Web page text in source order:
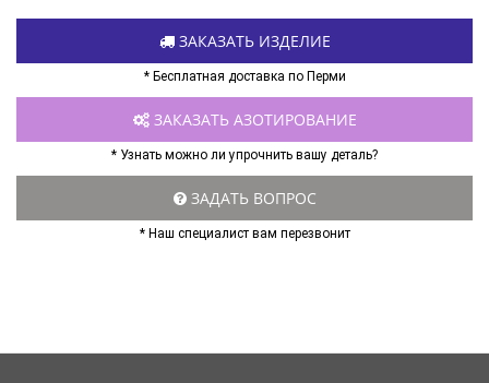
ЗАКАЗАТЬ ИЗДЕЛИЕ
* Бесплатная доставка по Перми
ЗАКАЗАТЬ АЗОТИРОВАНИЕ
* Узнать можно ли упрочнить вашу деталь?
ЗАДАТЬ ВОПРОС
* Наш специалист вам перезвонит